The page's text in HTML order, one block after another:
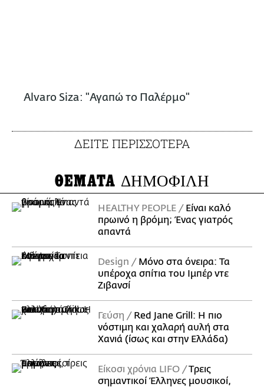
Alvaro Siza: "Αγαπώ το Παλέρμο"
ΔΕΙΤΕ ΠΕΡΙΣΣΟΤΕΡΑ
ΘΕΜΑΤΑ ΔΗΜΟΦΙΛΗ
HEALTHY PEOPLE
Είναι καλό
πρωινό η βρόμη; Ένας γιατρός
απαντά
Design
Μόνο στα όνειρα: Τα
υπέροχα σπίτια του Ιμπέρ ντε
Ζιβανσί
Γεύση
Red Jane Grill: Η πιο
νόστιμη και χαλαρή αυλή στα
Χανιά (ίσως και στην Ελλάδα)
Είκοσι χρόνια LIFO
Tρεις
σημαντικοί Έλληνες μουσικοί,